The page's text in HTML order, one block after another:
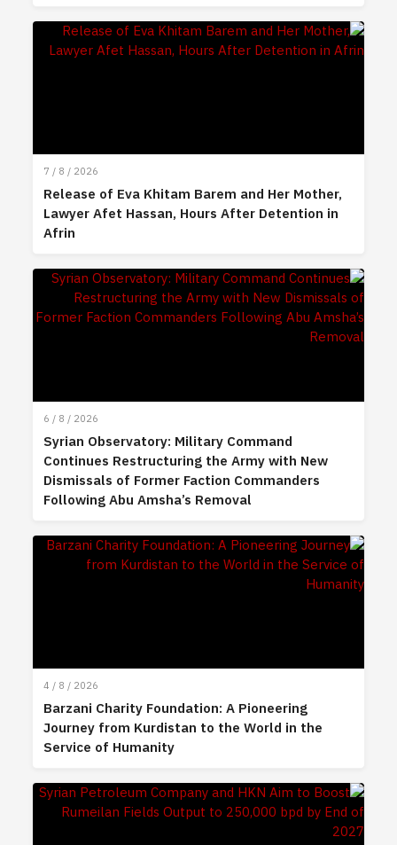
7 / 8 / 2026
Release of Eva Khitam Barem and Her Mother,
Lawyer Afet Hassan, Hours After Detention in
Afrin
6 / 8 / 2026
Syrian Observatory: Military Command
Continues Restructuring the Army with New
Dismissals of Former Faction Commanders
Following Abu Amsha’s Removal
4 / 8 / 2026
Barzani Charity Foundation: A Pioneering
Journey from Kurdistan to the World in the
Service of Humanity